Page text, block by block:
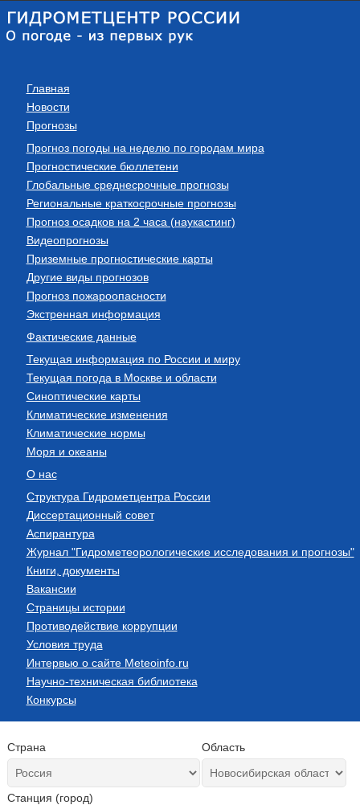
Главная
Новости
Прогнозы
Прогноз погоды на неделю по городам мира
Прогностические бюллетени
Глобальные среднесрочные прогнозы
Региональные краткосрочные прогнозы
Прогноз осадков на 2 часа (наукастинг)
Видеопрогнозы
Приземные прогностические карты
Другие виды прогнозов
Прогноз пожароопасности
Экстренная информация
Фактические данные
Текущая информация по России и миру
Текущая погода в Москве и области
Синоптические карты
Климатические изменения
Климатические нормы
Моря и океаны
О нас
Структура Гидрометцентра России
Диссертационный совет
Аспирантура
Журнал "Гидрометеорологические исследования и прогнозы"
Книги, документы
Вакансии
Страницы истории
Противодействие коррупции
Условия труда
Интервью о сайте Meteoinfo.ru
Научно-техническая библиотека
Конкурсы
Страна Область
Станция (город)